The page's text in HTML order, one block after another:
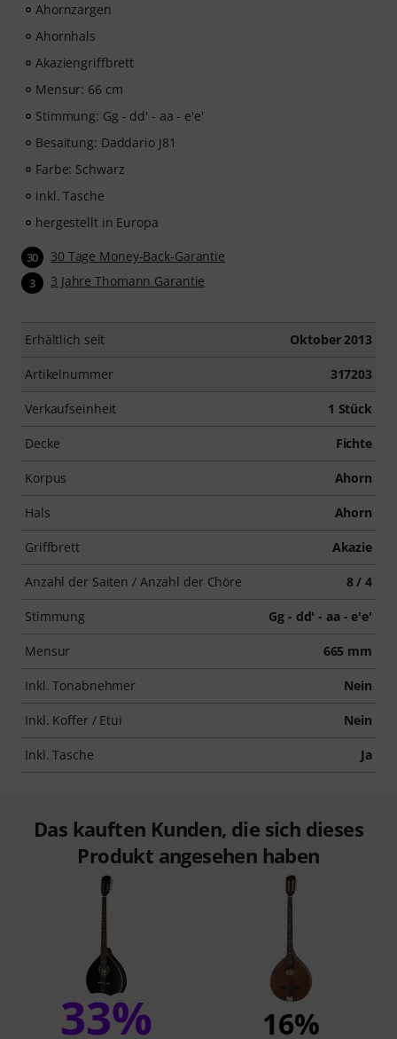
Ahornzargen
Ahornhals
Akaziengriffbrett
Mensur: 66 cm
Stimmung: Gg - dd' - aa - e'e'
Besaitung: Daddario J81
Farbe: Schwarz
inkl. Tasche
hergestellt in Europa
30 30 Tage Money-Back-Garantie
3 3 Jahre Thomann Garantie
Erhältlich seit Oktober 2013
Artikelnummer 317203
Verkaufseinheit 1 Stück
Decke Fichte
Korpus Ahorn
Hals Ahorn
Griffbrett Akazie
Anzahl der Saiten / Anzahl der Chöre 8 / 4
Stimmung Gg - dd' - aa - e'e'
Mensur 665 mm
Inkl. Tonabnehmer Nein
Inkl. Koffer / Etui Nein
Inkl. Tasche Ja
Das kauften Kunden, die sich dieses
Produkt angesehen haben
33% 16%